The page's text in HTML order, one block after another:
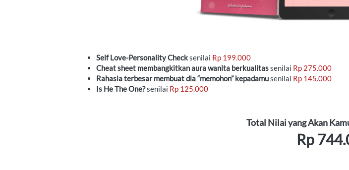
Self Love-Personality Check senilai Rp 199.000
Cheat sheet membangkitkan aura wanita berkualitas senilai Rp 275.000
Rahasia terbesar membuat dia “memohon” kepadamu senilai Rp 145.000
Is He The One? senilai Rp 125.000
Total Nilai yang Akan
Rp